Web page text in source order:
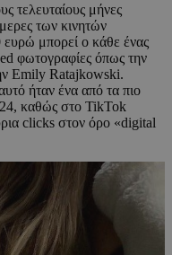
τελευταίους μήνες
των κινητών
μπορεί ο κάθε ένας
φωτογραφίες όπως την
Emily Ratajkowski.
ήταν ένα από τα πιο
καθώς στο TikTok
clicks στον όρο «digital